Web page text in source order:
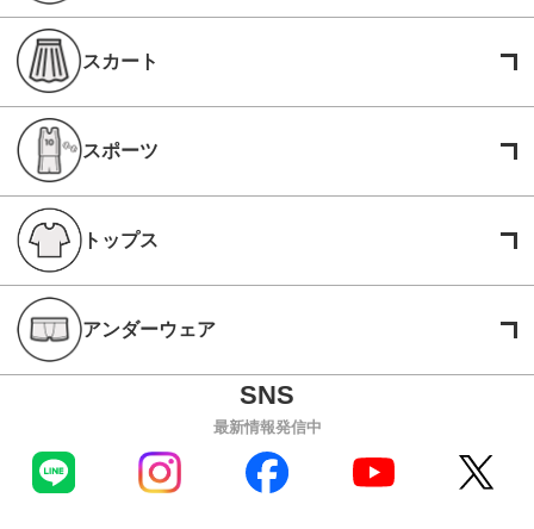
スカート
スポーツ
トップス
アンダーウェア
最新情報発信中